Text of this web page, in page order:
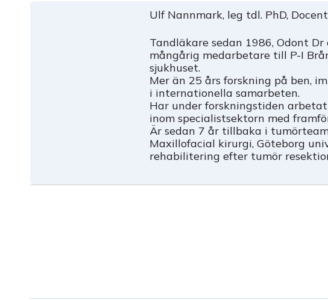
Ulf Nannmark, leg tdl. PhD, Docent
Tandläkare sedan 1986, Odont
mångårig medarbetare till P-I
sjukhuset.
Mer än 25 års forskning på ben,
i internationella samarbeten.
Har under forskningstiden
inom specialistsektorn med
Är sedan 7 år tillbaka i
Maxillofacial kirurgi, Göteborg
rehabilitering efter tumör